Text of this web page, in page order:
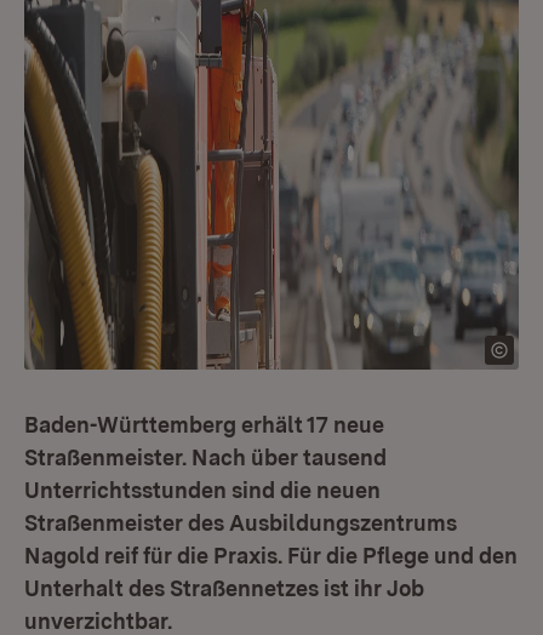
Baden-Württemberg erhält 17 neue
Straßenmeister. Nach über tausend
Unterrichtsstunden sind die neuen
Straßenmeister des Ausbildungszentrums
Nagold reif für die Praxis. Für die Pflege und den
Unterhalt des Straßennetzes ist ihr Job
unverzichtbar.